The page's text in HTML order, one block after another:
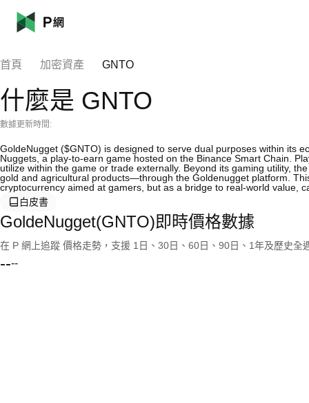
首頁 加密資產 GNTO
什麼是 GNTO
數據更新時間:
GoldeNugget ($GNTO) is designed to serve dual purposes within its
Nuggets, a play-to-earn game hosted on the Binance Smart Chain.
utilize within the game or trade externally. Beyond its gaming utility,
gold and agricultural products—through the Goldenugget platform.
cryptocurrency aimed at gamers, but as a bridge to real-world value,
白皮書
GoldeNugget(GNTO)即時價格數據
在 P 網上追蹤 價格走勢，支援 1日、30日、60日、90日、1年及歷史全
----